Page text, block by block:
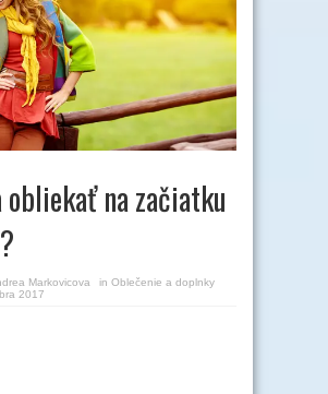
obliekať na začiatku
Markovicova in Oblečenie a doplnky
2017